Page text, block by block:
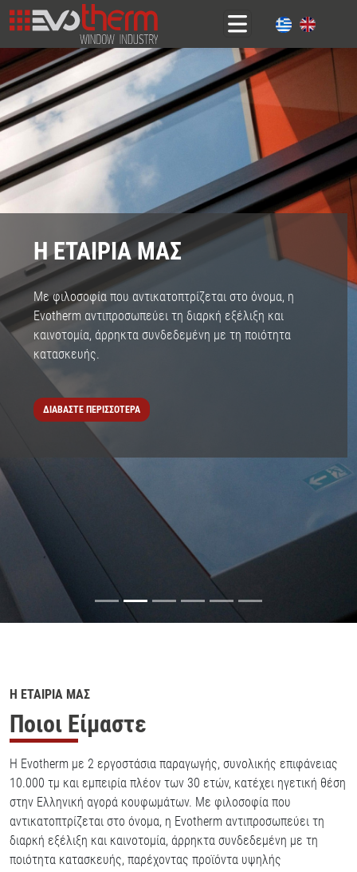
Η ΕΤΑΙΡΙΑ ΜΑΣ
Με φιλοσοφία που αντικατοπτρίζεται στο όνομα, η
Evotherm αντιπροσωπεύει τη διαρκή εξέλιξη και
καινοτομία, άρρηκτα συνδεδεμένη με τη ποιότητα
κατασκευής.
ΔΙΑΒΑΣΤΕ ΠΕΡΙΣΣΟΤΕΡΑ
Η ΕΤΑΙΡΙΑ ΜΑΣ
Ποιοι Είμαστε
H Evotherm με 2 εργοστάσια παραγωγής, συνολικής επιφάνειας
10.000 τμ και εμπειρία πλέον των 30 ετών, κατέχει ηγετική θέση
στην Ελληνική αγορά κουφωμάτων. Με φιλοσοφία που
αντικατοπτρίζεται στο όνομα, η Evotherm αντιπροσωπεύει τη
διαρκή εξέλιξη και καινοτομία, άρρηκτα συνδεδεμένη με τη
ποιότητα κατασκευής, παρέχοντας προϊόντα υψηλής